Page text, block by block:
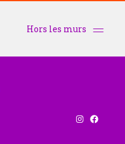
Instagram Facebook
Hors les murs